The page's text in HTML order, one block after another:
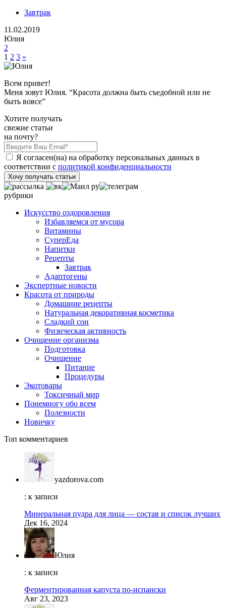
Завтрак
11.02.2019
Юлия
2
1 2 3 »
Всем привет!
Меня зовут Юлия. “Красота должна быть съедобной или не
быть вовсе”
Хотите получать
свежие статьи
на почту?
Я согласен(на) на обработку персональных данных в
соответствии с политикой конфиденциальности
Хочу получать статьи
рубрики
Искусство оздоровления
Избавляемся от мусора
Витамины
СуперЕда
Напитки
Рецепты
Завтрак
Адаптогены
Экспертные новости
Красота от природы
Домашние рецепты
Натуральная декоративная косметика
Сладкий сон
Физическая активность
Очищение организма
Подготовка
Очищение
Питание
Процедуры
Экотовары
Токсичный мир
Понемногу обо всем
Полезности
Новичку
Топ комментариев
yazdorova.com
: к записи
Минеральная пудра для лица — состав и список лучших
Дек 16, 2024
Юлия
: к записи
Ферментированная капуста по-испански
Авг 23, 2023